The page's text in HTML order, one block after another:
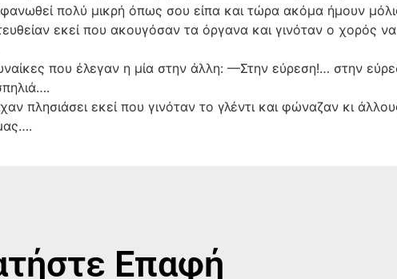
πολύ μικρή όπως σου είπα και τώρα ακόμα ήμουν
εκεί που ακουγόσαν τα όργανα και γινόταν ο χορός
που έλεγαν η μία στην άλλη: —Στην εύρεση!… στην
πλησιάσει εκεί που γινόταν το γλέντι και φώναζαν κι
Επαφή